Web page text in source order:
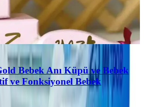
Bebek Anı Küpü ve Bebek
ve Fonksiyonel Bebek